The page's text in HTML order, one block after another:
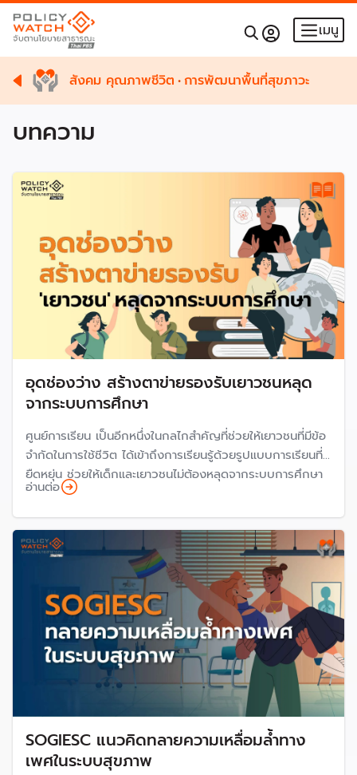
เมนู
สังคม คุณภาพชีวิต •การพัฒนาพื้นที่สุขภาวะ
บทความ
อุดช่องว่าง สร้างตาข่ายรองรับเยาวชนหลุด
จากระบบการศึกษา
ศูนย์การเรียน เป็นอีกหนึ่งในกลไกสำคัญที่ช่วยให้เยาวชนที่มีข้อ
จำกัดในการใช้ชีวิต ได้เข้าถึงการเรียนรู้ด้วยรูปแบบการเรียนที่
ยืดหยุ่น ช่วยให้เด็กและเยาวชนไม่ต้องหลุดจากระบบการศึกษา
อ่านต่อ
SOGIESC แนวคิดทลายความเหลื่อมล้ำทาง
เพศในระบบสุขภาพ